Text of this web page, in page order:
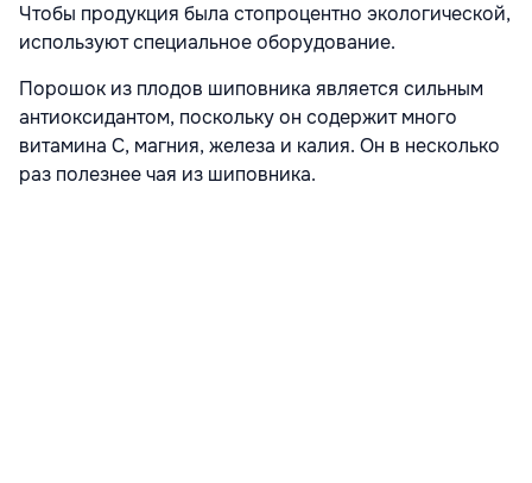
Чтобы продукция была стопроцентно экологической,
используют специальное оборудование.
Порошок из плодов шиповника является сильным
антиоксидантом, поскольку он содержит много
витамина С, магния, железа и калия. Он в несколько
раз полезнее чая из шиповника.